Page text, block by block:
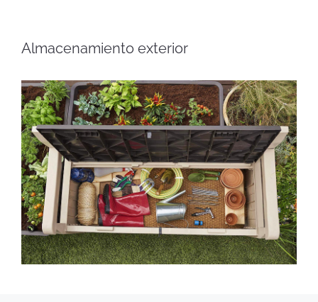
Almacenamiento exterior